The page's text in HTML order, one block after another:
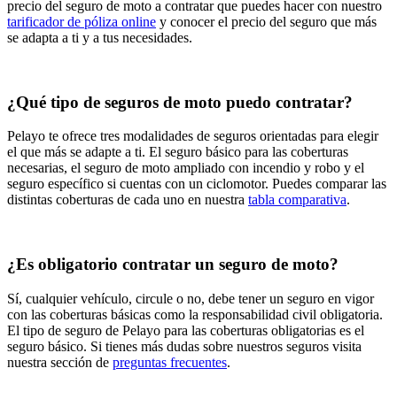
precio del seguro de moto a contratar que puedes hacer con nuestro
tarificador de póliza online y conocer el precio del seguro que más
se adapta a ti y a tus necesidades.
¿Qué tipo de seguros de moto puedo contratar?
Pelayo te ofrece tres modalidades de seguros orientadas para elegir
el que más se adapte a ti. El seguro básico para las coberturas
necesarias, el seguro de moto ampliado con incendio y robo y el
seguro específico si cuentas con un ciclomotor. Puedes comparar las
distintas coberturas de cada uno en nuestra tabla comparativa.
¿Es obligatorio contratar un seguro de moto?
Sí, cualquier vehículo, circule o no, debe tener un seguro en vigor
con las coberturas básicas como la responsabilidad civil obligatoria.
El tipo de seguro de Pelayo para las coberturas obligatorias es el
seguro básico. Si tienes más dudas sobre nuestros seguros visita
nuestra sección de preguntas frecuentes.